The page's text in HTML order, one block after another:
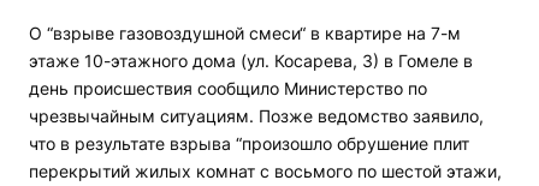
О “взрыве газовоздушной смеси“ в квартире на 7-м
этаже 10-этажного дома (ул. Косарева, 3) в Гомеле в
день происшествия сообщило Министерство по
чрезвычайным ситуациям. Позже ведомство заявило,
что в результате взрыва “произошло обрушение плит
перекрытий жилых комнат с восьмого по шестой этажи,